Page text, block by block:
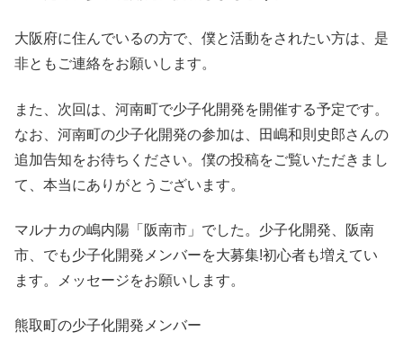
大阪府に住んでいるの方で、僕と活動をされたい方は、是
非ともご連絡をお願いします。
また、次回は、河南町で少子化開発を開催する予定です。
なお、河南町の少子化開発の参加は、田嶋和則史郎さんの
追加告知をお待ちください。僕の投稿をご覧いただきまし
て、本当にありがとうございます。
マルナカの嶋内陽「阪南市」でした。少子化開発、阪南
市、でも少子化開発メンバーを大募集!初心者も増えてい
ます。メッセージをお願いします。
熊取町の少子化開発メンバー